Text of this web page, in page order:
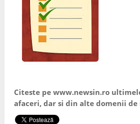
Citeste pe www.newsin.ro
afaceri, dar si din alte domenii